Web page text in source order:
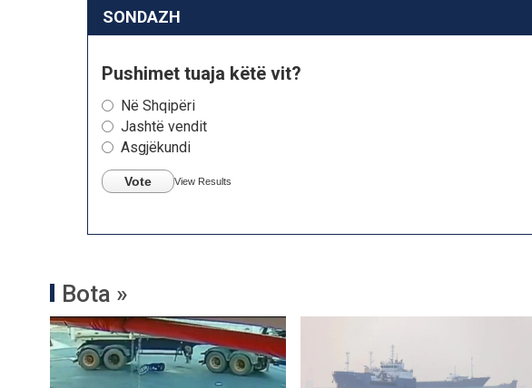
SONDAZH
Pushimet tuaja këtë vit?
Në Shqipëri
Jashtë vendit
Asgjëkundi
Vote View Results
Bota »